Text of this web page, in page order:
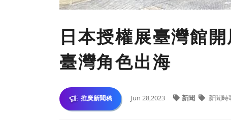
日本授權展臺灣館
臺灣角色出海
推廣新聞稿 Jun 28,2023 新聞 新聞時